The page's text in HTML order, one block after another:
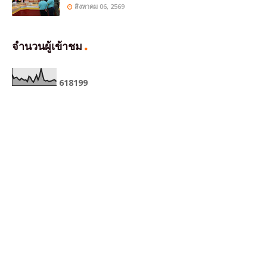
สิงหาคม 06, 2569
จำนวนผู้เข้าชม
618199